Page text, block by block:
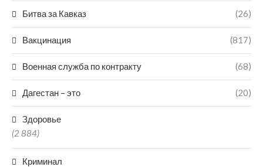
Битва за Кавказ (26)
Вакцинация (817)
Военная служба по контракту (68)
Дагестан – это (20)
Здоровье
(2 884)
Криминал